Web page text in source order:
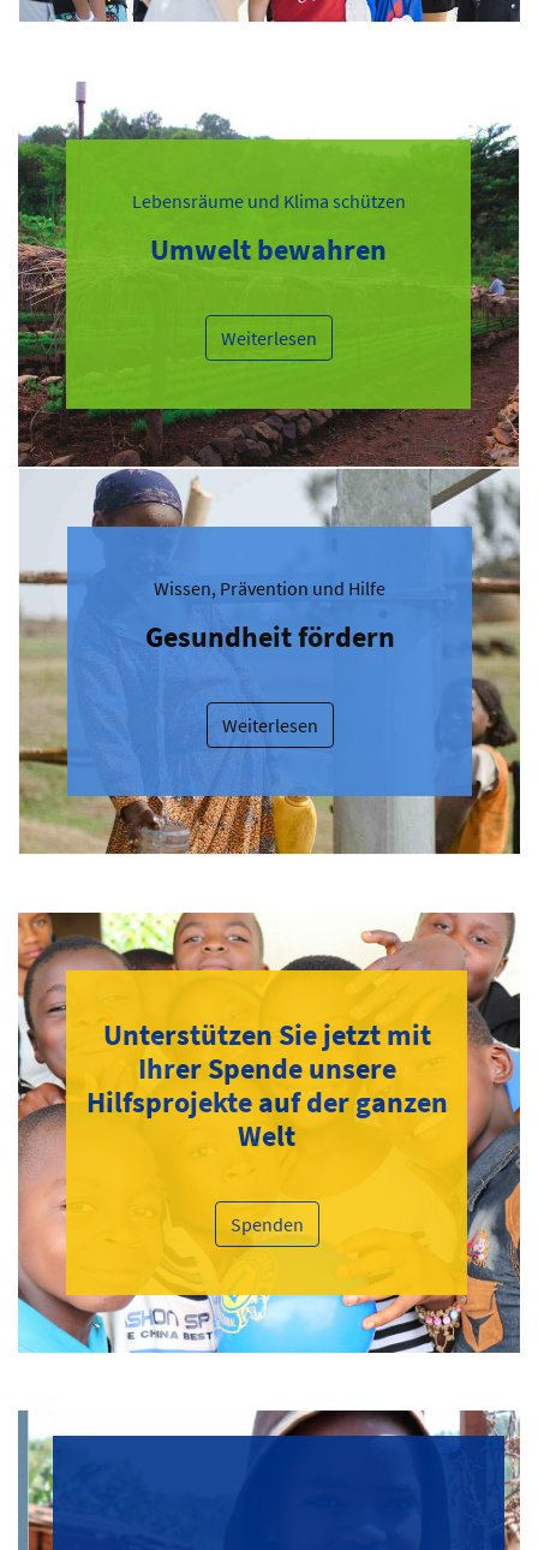
Lebensräume und Klima schützen
Umwelt bewahren
Weiterlesen
Wissen, Prävention und Hilfe
Gesundheit fördern
Weiterlesen
Unterstützen Sie jetzt mit
Ihrer Spende unsere
Hilfsprojekte auf der ganzen
Welt
Spenden